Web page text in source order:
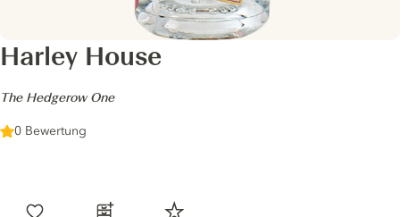
Harley House
-The Hedgerow One
0 Bewertung